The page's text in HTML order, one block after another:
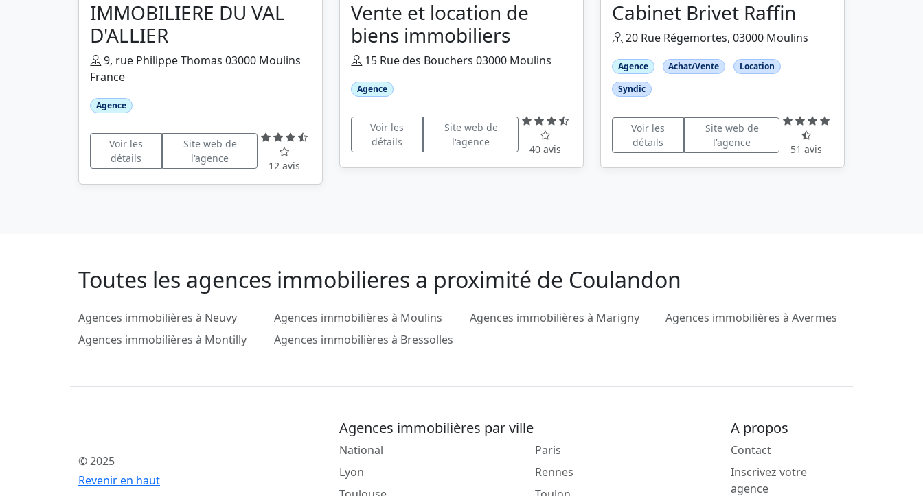
IMMOBILIERE DU VAL
D'ALLIER
9, rue Philippe Thomas 03000 Moulins
France
Agence
Voir les
détails
Site web de
l'agence
12 avis
Vente et location de
biens immobiliers
15 Rue des Bouchers 03000 Moulins
Agence
Voir les
détails
Site web de
l'agence
40 avis
Cabinet Brivet Raffin
20 Rue Régemortes, 03000 Moulins
Agence Achat/Vente
Location
Syndic
Voir les
détails
Site web de
l'agence
51 avis
Toutes les agences immobilieres a proximité de Coulandon
Agences immobilières à Neuvy Agences immobilières à Moulins Agences immobilières à Marigny
Agences immobilières à Avermes
Agences immobilières à Montilly
Agences immobilières à Bressolles
© 2025
Revenir en haut
Agences immobilières par ville
National
Lyon
Paris
Rennes
A propos
Contact
Inscrivez votre
agence